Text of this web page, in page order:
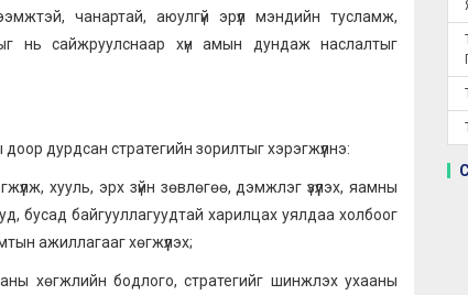
чанартай, аюулгүй эрүүл мэндийн тусламж,
нь сайжруулснаар хүн амын дундаж наслалтыг
дурдсан стратегийн зорилтыг хэрэгжүүлнэ:
хууль, эрх зүйн зөвлөгөө, дэмжлэг үзүүлэх, яамны
бусад байгууллагуудтай харилцах уялдаа холбоог
ажиллагааг хөгжүүлэх;
хөгжлийн бодлого, стратегийг шинжлэх ухааны